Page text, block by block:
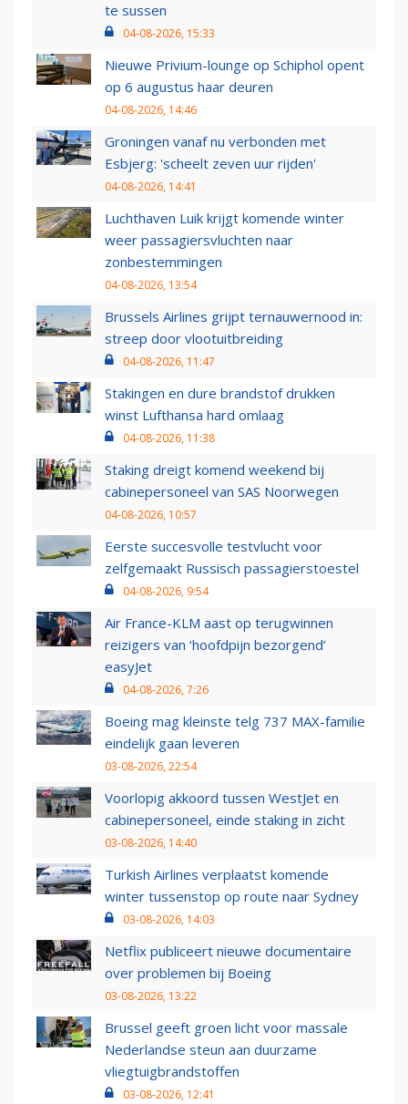
te sussen
04-08-2026, 15:33
Nieuwe Privium-lounge op Schiphol opent
op 6 augustus haar deuren
04-08-2026, 14:46
Groningen vanaf nu verbonden met
Esbjerg: 'scheelt zeven uur rijden'
04-08-2026, 14:41
Luchthaven Luik krijgt komende winter
weer passagiersvluchten naar
zonbestemmingen
04-08-2026, 13:54
Brussels Airlines grijpt ternauwernood in:
streep door vlootuitbreiding
04-08-2026, 11:47
Stakingen en dure brandstof drukken
winst Lufthansa hard omlaag
04-08-2026, 11:38
Staking dreigt komend weekend bij
cabinepersoneel van SAS Noorwegen
04-08-2026, 10:57
Eerste succesvolle testvlucht voor
zelfgemaakt Russisch passagierstoestel
04-08-2026, 9:54
Air France-KLM aast op terugwinnen
reizigers van ‘hoofdpijn bezorgend’
easyJet
04-08-2026, 7:26
Boeing mag kleinste telg 737 MAX-familie
eindelijk gaan leveren
03-08-2026, 22:54
Voorlopig akkoord tussen WestJet en
cabinepersoneel, einde staking in zicht
03-08-2026, 14:40
Turkish Airlines verplaatst komende
winter tussenstop op route naar Sydney
03-08-2026, 14:03
Netflix publiceert nieuwe documentaire
over problemen bij Boeing
03-08-2026, 13:22
Brussel geeft groen licht voor massale
Nederlandse steun aan duurzame
vliegtuigbrandstoffen
03-08-2026, 12:41